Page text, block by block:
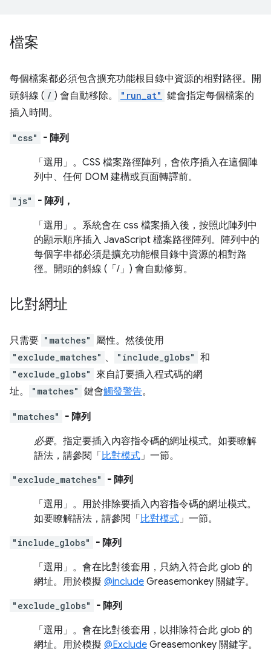
檔案
每個檔案都必須包含擴充功能根目錄中資源的相對路徑。開
頭斜線 ( / ) 會自動移除。 "run_at" 鍵會指定每個檔案的
插入時間。
"css"
- 陣列
「選用」 。CSS 檔案路徑陣列，會依序插入在這個陣
列中、任何 DOM 建構或頁面轉譯前。
"js"
- 陣列，
「選用」 。系統會在 css 檔案插入後，按照此陣列中
的顯示順序插入 JavaScript 檔案路徑陣列。陣列中的
每個字串都必須是擴充功能根目錄中資源的相對路
徑。開頭的斜線 (「/」) 會自動修剪。
比對網址
只需要 "matches" 屬性。然後使用
"exclude_matches" 、 "include_globs" 和
"exclude_globs" 來自訂要插入程式碼的網
址。
"matches" 鍵會觸發警告。
"matches"
- 陣列
必要。指定要插入內容指令碼的網址模式。如要瞭解
語法，請參閱「 比對模式」一節。
"exclude_matches"
- 陣列
「選用」 。用於排除要插入內容指令碼的網址模式。
如要瞭解語法，請參閱「 比對模式」一節。
"include_globs"
- 陣列
「選用」 。會在比對後套用，只納入符合此 glob 的
網址。用於模擬 @include Greasemonkey 關鍵字。
"exclude_globs"
- 陣列
「選用」 。會在比對後套用，以排除符合此 glob 的
網址。用於模擬 @Exclude Greasemonkey 關鍵字。